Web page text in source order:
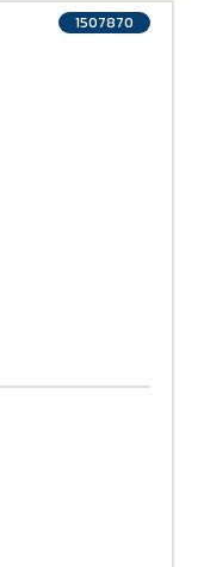
1507870